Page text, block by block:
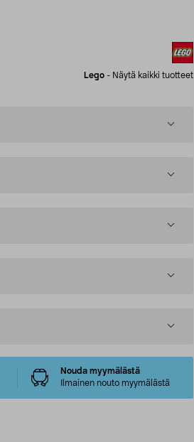
Lego - Näytä kaikki tuotteet
Nouda myymälästä
Ilmainen nouto myymälästä